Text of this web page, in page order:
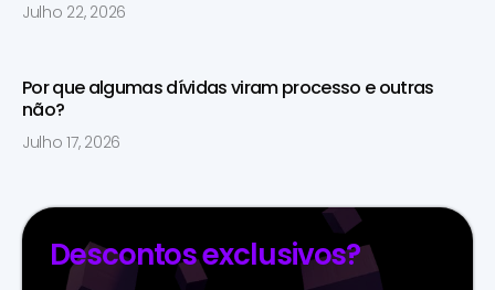
Julho 22, 2026
Por que algumas dívidas viram processo e outras
não?
Julho 17, 2026
Descontos exclusivos?